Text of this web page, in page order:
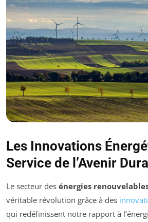
Les Innovations
Service de l’Avenir
Le secteur des énergies
véritable révolution grâce à des
qui redéfinissent notre rapport à